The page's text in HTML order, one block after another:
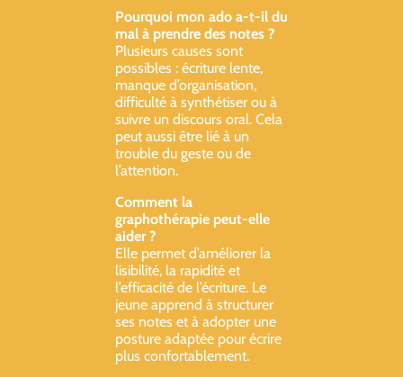
Pourquoi mon ado a-t-il du
mal à prendre des notes ?
Plusieurs causes sont
possibles : écriture lente,
manque d’organisation,
difficulté à synthétiser ou à
suivre un discours oral. Cela
peut aussi être lié à un
trouble du geste ou de
l’attention.
Comment la
graphothérapie peut-elle
aider ?
Elle permet d’améliorer la
lisibilité, la rapidité et
l’efficacité de l’écriture. Le
jeune apprend à structurer
ses notes et à adopter une
posture adaptée pour écrire
plus confortablement.